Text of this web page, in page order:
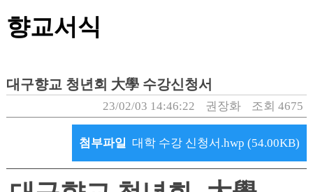
향교서식
대구향교 청년회 大學 수강신청서
23/02/03 14:46:22 권장화 조회 4675
첨부파일 대학 수강 신청서.hwp (54.00KB)